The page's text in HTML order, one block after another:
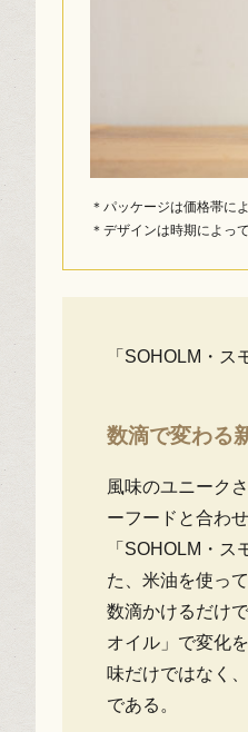
＊パッケージは価格帯に
＊デザインは時期によっ
「SOHOLM・
数滴で変わる
風味のユニーク
ーフードと合わせ
「SOHOLM・
た、米油を使っ
数滴かけるだけ
オイル」で変化
味だけではなく
である。